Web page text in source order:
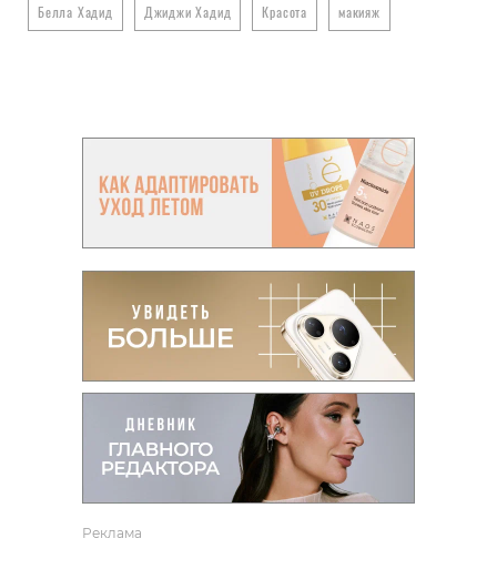
Белла Хадид Джиджи Хадид Красота макияж
Реклама